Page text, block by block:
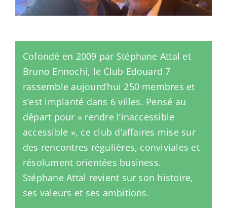
Cofondé en 2009 par Stéphane Attal et
Bruno Ennochi, le Club Edouard 7
rassemble aujourd’hui 250 membres et
s’est implanté dans 6 villes. Pensé au
départ pour « rendre l’inaccessible
accessible », ce club d’affaires mise sur
des rencontres régulières, conviviales et
résolument orientées business.
Stéphane Attal revient sur son histoire,
ses valeurs et ses ambitions.